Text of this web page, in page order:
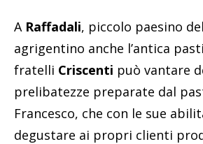
A Raffadali, piccolo paesino
agrigentino anche l’antica
fratelli Criscenti può vantare
prelibatezze preparate dal
Francesco, che con le sue
degustare ai propri clienti